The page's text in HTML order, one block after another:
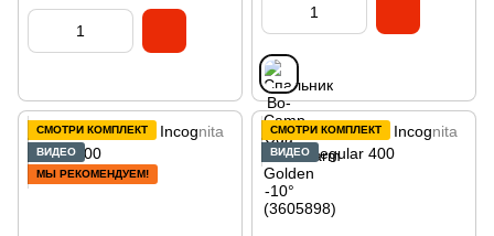
СМОТРИ КОМПЛЕКТ
ВИДЕО
МЫ РЕКОМЕНДУЕМ!
СМОТРИ КОМПЛЕКТ
ВИДЕО